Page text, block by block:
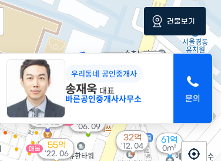
'06. 09
33.8억
매물
5.2억
104m²
'22. 05
55억
'22. 06
매물
9.5억
'15. 08
61억
0m²
32억
'12. 04
우리동네 공인중개사
송재욱 대표
바른공인중개사사무소
건물보기